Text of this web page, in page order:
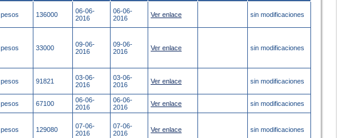
pesos 136000
06-06-
2016
06-06-
2016
Ver enlace sin modificaciones
pesos 33000
09-06-
2016
09-06-
2016
Ver enlace sin modificaciones
pesos 91821
03-06-
2016
03-06-
2016
Ver enlace sin modificaciones
pesos 67100
06-06-
2016
06-06-
2016
Ver enlace sin modificaciones
pesos 129080
07-06-
2016
07-06-
2016
Ver enlace sin modificaciones